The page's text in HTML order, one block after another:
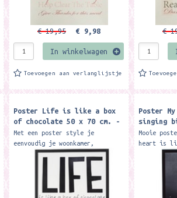
€ 19,95 € 9,98
In winkelwagen
Toevoegen aan verlanglijstje
€
Poster Life is like a box
of chocolate 50 x 70 cm. -
Zoedt
Met een poster style je
eenvoudig je woonkamer,
slaapkamer of werkkamer. Het
formaat van de poster is 50 x
70 cm. De posters zijn gedrukt
Poster
singing
Zoedt
Mooie
heart is
Deze
ruimte in
hang 3 of